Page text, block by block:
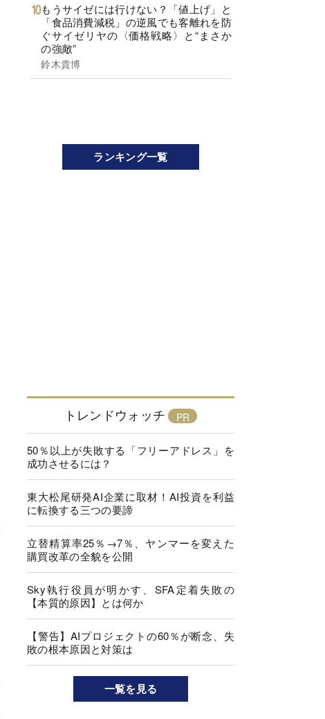
もうサイゼには行けない？「値上げ」と
「食品消費減税」の逆風でも客離れを防
ぐサイゼリヤの〈価格戦略〉と“まさか
の強敵”
鈴木貴博
ランキング一覧
トレンドウォッチ
50％以上が失敗する「フリーアドレス」を
成功させるには？
東大松尾研発AI企業に取材！AI投資を利益
に転換する三つの要諦
立替精算率25％→7％、ヤンマーを変えた
購買改革の全貌を公開
Sky執行役員が明かす、SFA定着失敗の
【本質的原因】とは何か
【警告】AIプロジェクトの60％が断念、失
敗の根本原因と対策は
一覧を見る